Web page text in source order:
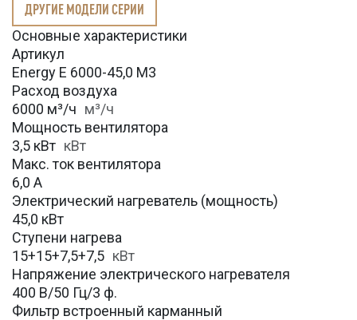
ДРУГИЕ МОДЕЛИ СЕРИИ
Основные характеристики
Артикул
Energy E 6000-45,0 M3
Расход воздуха
6000 м³/ч м³/ч
Мощность вентилятора
3,5 кВт кВт
Макс. ток вентилятора
6,0 А
Электрический нагреватель (мощность)
45,0 кВт
Ступени нагрева
15+15+7,5+7,5 кВт
Напряжение электрического нагревателя
400 В/50 Гц/3 ф.
Фильтр встроенный карманный